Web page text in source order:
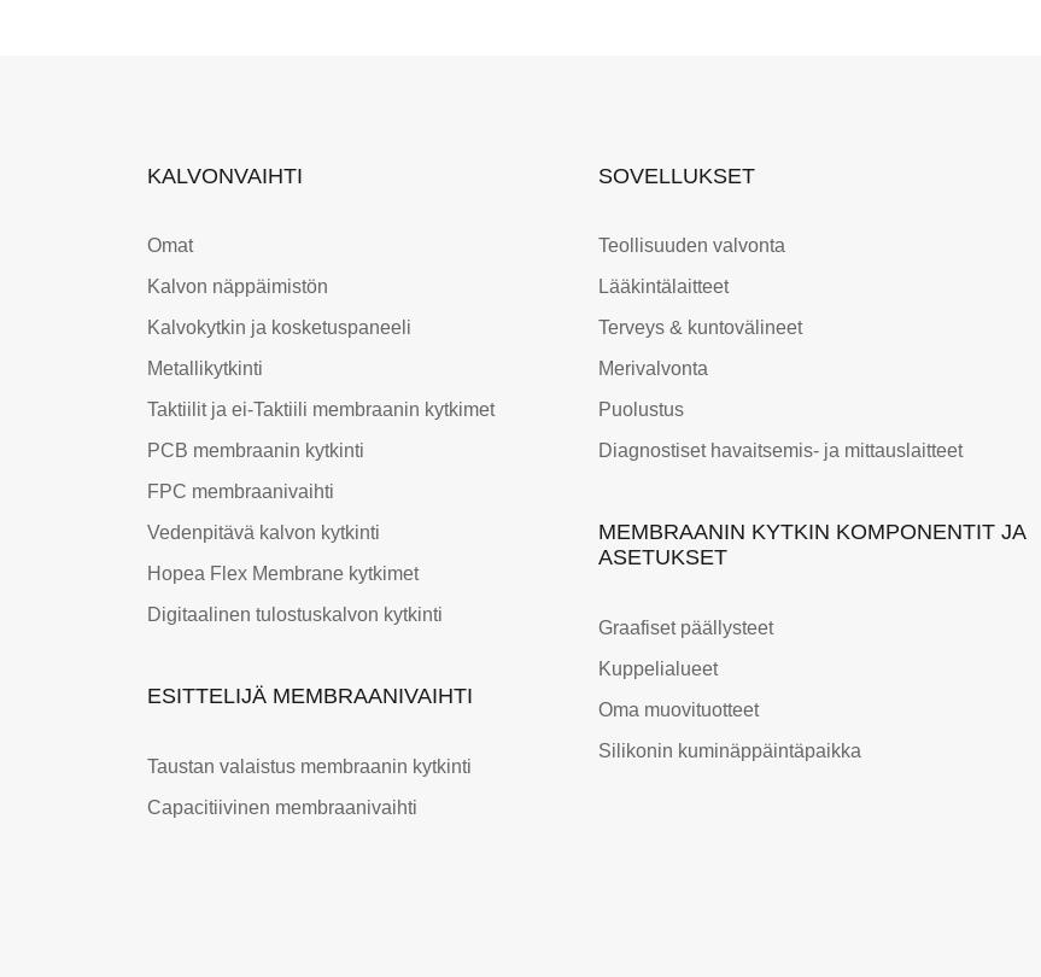
KALVONVAIHTI
Omat
Kalvon näppäimistön
Kalvokytkin ja kosketuspaneeli
Metallikytkinti
Taktiilit ja ei-Taktiili membraanin kytkimet
PCB membraanin kytkinti
FPC membraanivaihti
Vedenpitävä kalvon kytkinti
Hopea Flex Membrane kytkimet
Digitaalinen tulostuskalvon kytkinti
ESITTELIJÄ MEMBRAANIVAIHTI
Taustan valaistus membraanin kytkinti
Capacitiivinen membraanivaihti
SOVELLUKSET
Teollisuuden valvonta
Lääkintälaitteet
Terveys & kuntovälineet
Merivalvonta
Puolustus
Diagnostiset havaitsemis- ja mittauslaitteet
MEMBRAANIN KYTKIN KOMPONENTIT JA
ASETUKSET
Graafiset päällysteet
Kuppelialueet
Oma muovituotteet
Silikonin kuminäppäintäpaikka